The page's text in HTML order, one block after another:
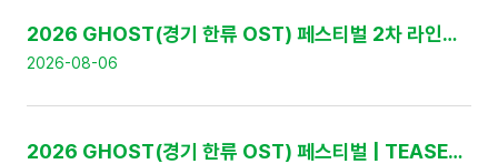
사
항
번
,
2026 GHOST(경기 한류 OST) 페스티벌 2차 라인업 공개 및 프리세일 티켓 판매 안내
2026-08-06
2026 GHOST(경기 한류 OST) 페스티벌 | TEASER 영상 공개